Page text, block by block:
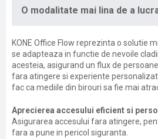
O modalitate mai lina de a
KONE Office Flow reprezinta o solutie
se adapteaza in functie de nevoile
acesteia, asigurand un flux de
fara atingere si experiente
fac ca mediile din birouri sa fie mai
Aprecierea accesului eficient si
Asigurarea accesului fara atingere,
fara a pune in pericol siguranta.